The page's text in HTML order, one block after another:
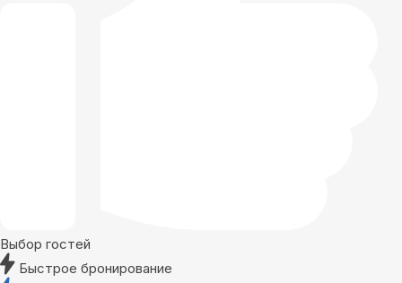
Выбор гостей
Быстрое бронирование